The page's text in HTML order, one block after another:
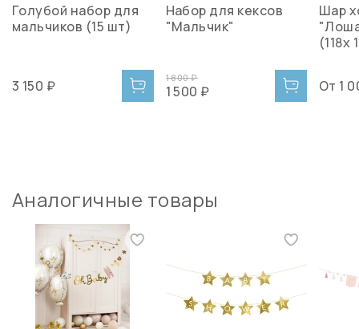
Голубой набор для
мальчиков (15 шт)
3 150 ₽
Набор для кексов
"Мальчик"
1 800 ₽
1 500 ₽
Шар
(118х
От 1
Аналогичные товары